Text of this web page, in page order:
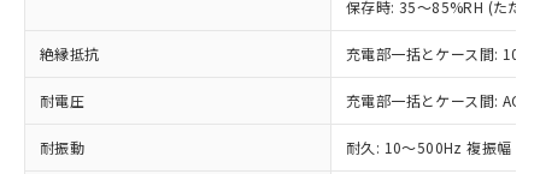
保存時: 35～85%RH (ただ
絶縁抵抗 充電部一括とケース間:
耐電圧 充電部一括とケース間:
耐振動 耐久: 10～500Hz 複振幅
在庫状況および標準価格照会結果は、
記載している更新日時点での社内デー
タに基づき作成されるものであり、閲
覧された時点での実際の在庫および標
仕入先様の事情により、非含有部品として
いたものが、含有品と判明した場合などや
むを得ず変更することがあります。
鉛(Pb) 1000ppm以下、 水銀(Hg) 1000ppm以下、 カド
六価クロム(Cr(Ⅵ)) 1000ppm以下、ポリ臭化ビフェニル
「×」：最大均質材料含有率が中国RoHSの
基準値を超えていることを示します。
「－」：未確認です。当社販売部門へお問
Pb(鉛) :1000ppm、 Hg(水銀) : 1000ppm、 Cd(カドミウ
当社は、これら貴社製品のうち、外国
為替および外国貿易法に定める商品
（以下｢規制貨物等」という）を輸出
国政府の輸出許可(または役務取引許
可)を取得するなどの必要な手続きを